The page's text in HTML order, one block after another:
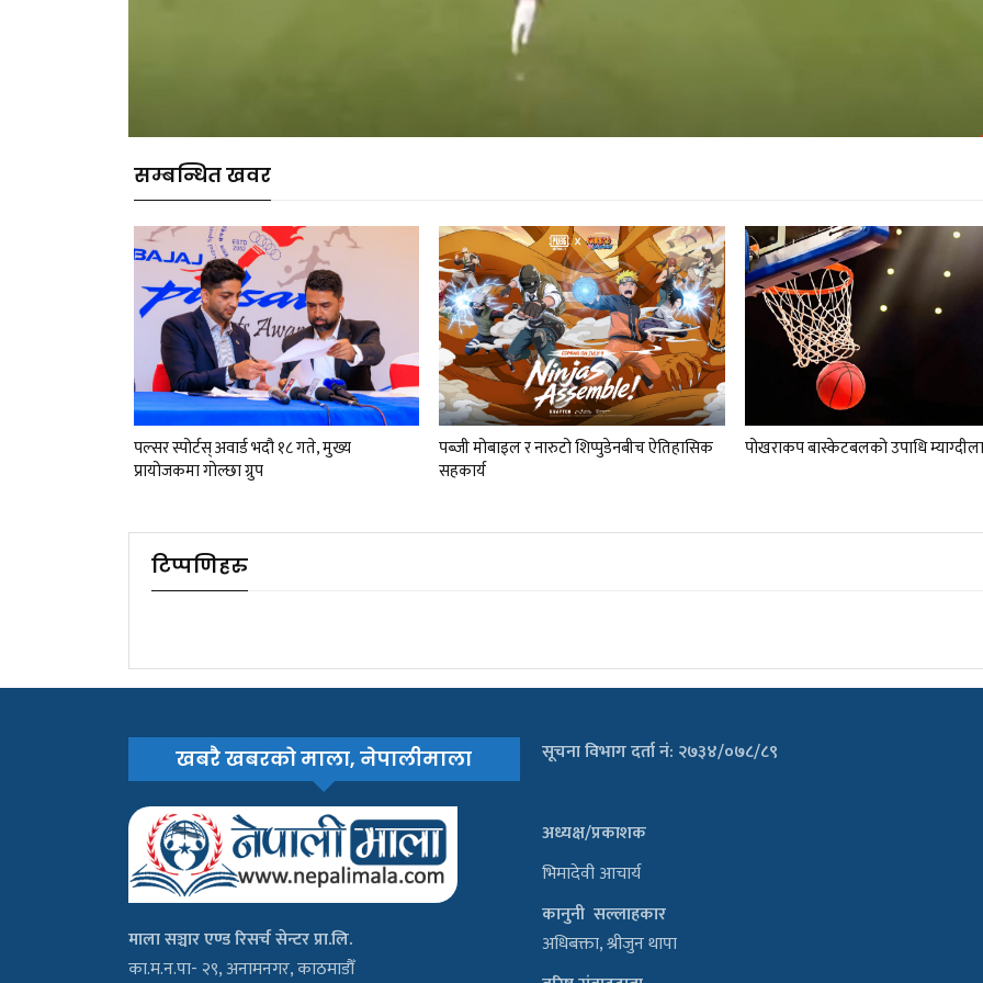
सम्बन्धित खवर
पल्सर स्पोर्टस् अवार्ड भदौ १८ गते, मुख्य
प्रायोजकमा गोल्छा ग्रुप
पब्जी मोबाइल र नारुटो शिप्पुडेनबीच ऐतिहासिक
सहकार्य
पोखराकप बास्केटबलको उपाधि
टिप्पणिहरु
खबरै खबरको माला, नेपालीमाला
माला सञ्चार एण्ड रिसर्च सेन्टर प्रा.लि.
का.म.न.पा- २९, अनामनगर, काठमाडौँ
सूचना विभाग दर्ता नं: २७३४/०७८/८९
अध्यक्ष/प्रकाशक
भिमादेवी आचार्य
कानुनी सल्लाहकार
अधिबक्ता, श्रीजुन थापा